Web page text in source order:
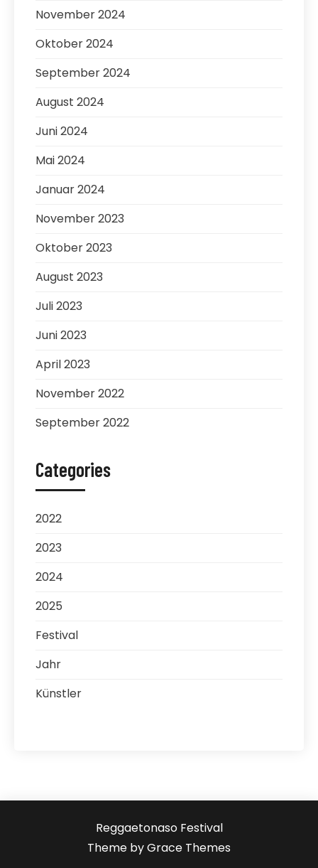
November 2024
Oktober 2024
September 2024
August 2024
Juni 2024
Mai 2024
Januar 2024
November 2023
Oktober 2023
August 2023
Juli 2023
Juni 2023
April 2023
November 2022
September 2022
Categories
2022
2023
2024
2025
Festival
Jahr
Künstler
Reggaetonaso Festival
Theme by Grace Themes